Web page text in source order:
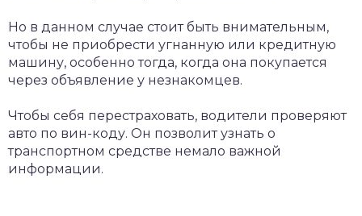
Но в данном случае стоит быть внимательным,
чтобы не приобрести угнанную или кредитную
машину, особенно тогда, когда она покупается
через объявление у незнакомцев.
Чтобы себя перестраховать, водители проверяют
авто по вин-коду. Он позволит узнать о
транспортном средстве немало важной
информации.